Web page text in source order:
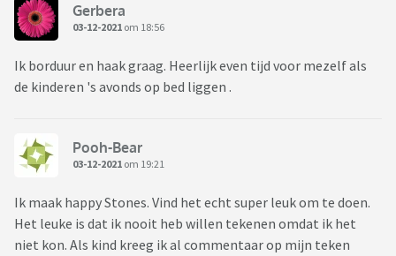
Gerbera
03-12-2021 om 18:56
Ik borduur en haak graag. Heerlijk even tijd voor mezelf als
de kinderen 's avonds op bed liggen .
Pooh-Bear
03-12-2021 om 19:21
Ik maak happy Stones. Vind het echt super leuk om te doen.
Het leuke is dat ik nooit heb willen tekenen omdat ik het
niet kon. Als kind kreeg ik al commentaar op mijn teken